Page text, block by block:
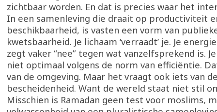
zichtbaar worden. En dat is precies waar het
In een samenleving die draait op productiviteit
beschikbaarheid, is vasten een vorm van
kwetsbaarheid. Je lichaam ‘verraadt’ je. Je
zegt vaker “nee” tegen wat vanzelfsprekend is.
niet optimaal volgens de norm van efficiëntie.
van de omgeving. Maar het vraagt ook iets van
bescheidenheid. Want de wereld staat niet stil
Misschien is Ramadan geen test voor moslims,